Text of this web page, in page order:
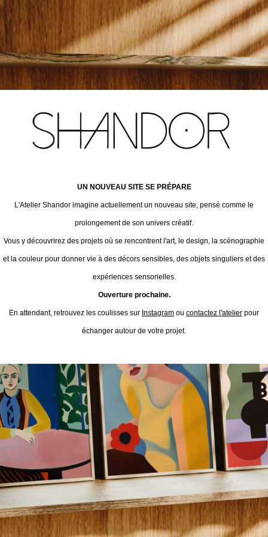
UN NOUVEAU SITE SE PRÉPARE
L'Atelier Shandor imagine actuellement un nouveau site, pensé comme le
prolongement de son univers créatif.
Vous y découvrirez des projets où se rencontrent l'art, le design, la scénographie
et la couleur pour donner vie à des décors sensibles, des objets singuliers et des
expériences sensorielles.
Ouverture prochaine.
En attendant, retrouvez les coulisses sur Instagram ou contactez l'atelier pour
échanger autour de votre projet.